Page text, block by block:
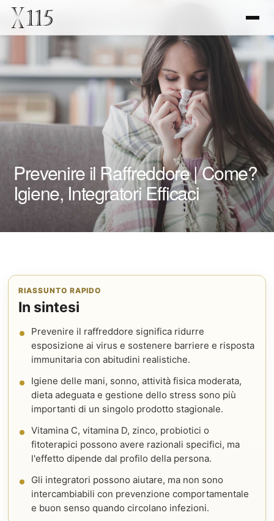
Prevenire il Raffreddore | Come?
Igiene, Integratori Efficaci
RIASSUNTO RAPIDO
In sintesi
Prevenire il raffreddore significa ridurre
esposizione ai virus e sostenere barriere e risposta
immunitaria con abitudini realistiche.
Igiene delle mani, sonno, attività fisica moderata,
dieta adeguata e gestione dello stress sono più
importanti di un singolo prodotto stagionale.
Vitamina C, vitamina D, zinco, probiotici o
fitoterapici possono avere razionali specifici, ma
l'effetto dipende dal profilo della persona.
Gli integratori possono aiutare, ma non sono
intercambiabili con prevenzione comportamentale
e buon senso quando circolano infezioni.